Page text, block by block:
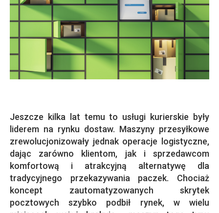
Jeszcze kilka lat temu to usługi kurierskie były
liderem na rynku dostaw. Maszyny przesyłkowe
zrewolucjonizowały jednak operacje logistyczne,
dając zarówno klientom, jak i sprzedawcom
komfortową i atrakcyjną alternatywę dla
tradycyjnego przekazywania paczek. Chociaż
koncept zautomatyzowanych skrytek
pocztowych szybko podbił rynek, w wielu